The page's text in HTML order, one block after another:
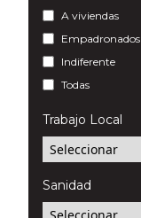
A viviendas
Empadronados
Indiferente
Todas
Trabajo Local
Sanidad